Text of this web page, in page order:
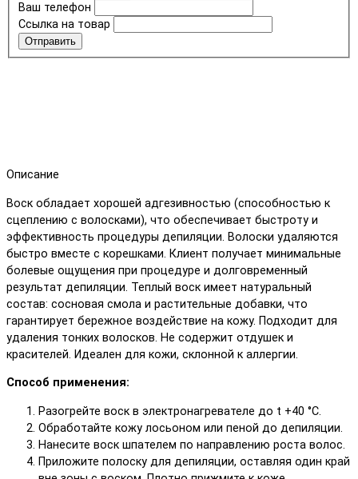
Ваш телефон
Ссылка на товар
Отправить
Описание
Воск обладает хорошей адгезивностью (способностью к
сцеплению с волосками), что обеспечивает быстроту и
эффективность процедуры депиляции. Волоски удаляются
быстро вместе с корешками. Клиент получает минимальные
болевые ощущения при процедуре и долговременный
результат депиляции. Теплый воск имеет натуральный
состав: сосновая смола и растительные добавки, что
гарантирует бережное воздействие на кожу. Подходит для
удаления тонких волосков. Не содержит отдушек и
красителей. Идеален для кожи, склонной к аллергии.
Способ применения:
Разогрейте воск в электронагревателе до t +40 °C.
Обработайте кожу лосьоном или пеной до депиляции.
Нанесите воск шпателем по направлению роста волос.
Приложите полоску для депиляции, оставляя один край